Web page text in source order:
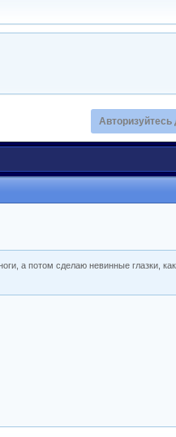
Авторизуйтесь
а потом сделаю невинные глазки,